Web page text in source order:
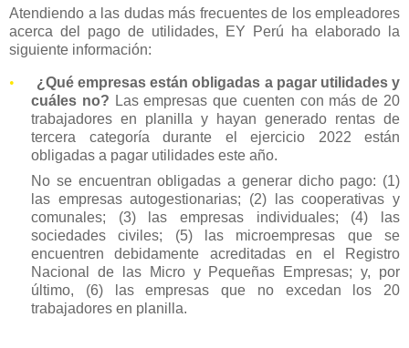
Atendiendo a las dudas más frecuentes de los empleadores
acerca del pago de utilidades, EY Perú ha elaborado la
siguiente información:
•
¿Qué empresas están obligadas a pagar utilidades y
cuáles no? Las empresas que cuenten con más de 20
trabajadores en planilla y hayan generado rentas de
tercera categoría durante el ejercicio 2022 están
obligadas a pagar utilidades este año.
No se encuentran obligadas a generar dicho pago: (1)
las empresas autogestionarias; (2) las cooperativas y
comunales; (3) las empresas individuales; (4) las
sociedades civiles; (5) las microempresas que se
encuentren debidamente acreditadas en el Registro
Nacional de las Micro y Pequeñas Empresas; y, por
último, (6) las empresas que no excedan los 20
trabajadores en planilla.